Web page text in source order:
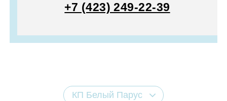
+7 (423) 249-22-39
КП Белый Парус